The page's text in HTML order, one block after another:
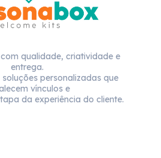
qualidade, criatividade e
entrega.
personalizadas que
vínculos e
da experiência do cliente.